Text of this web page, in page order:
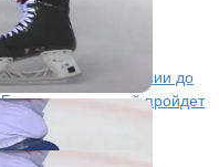
ярославского
сборную России до
который пройдет